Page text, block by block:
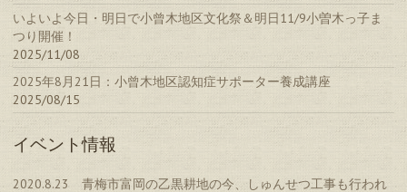
いよいよ今日・明日で小曾木地区文化祭＆明日11/9小曽木っ子ま
つり開催！
2025/11/08
2025年8月21日：小曾木地区認知症サポーター養成講座
2025/08/15
イベント情報
2020.8.23 青梅市富岡の乙黒耕地の今、しゅんせつ工事も行われ